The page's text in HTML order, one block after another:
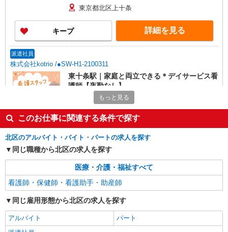
30,000円 ・役職手当：10,000〜70,000円 ・処遇改
善手当：20,000〜60,000円（勤続年数、保有資格
により変動） ・固定残業手当：20,000円（10時
間） ※固定残業時間を超過する場合には超過勤務
手当として別途支給 ・夜勤手当：10,000円/1回
歓迎 ・認知症介護基礎研修 ・初任者研修 ・実務
者研修 ・介護福祉士 など
東京都北区上十条
キープ 詳細を見る
派遣社員
株式会社kotrio /●SW-H1-2100311
東十条駅｜家庭と両立できる＊デイサービス看
護師【夜勤なし】
時給2400円〜3000円 ＜日払い有/週払い有/交
通費全支給(ガソリン代含む)＞
東京都北区
キープ 詳細を見る
株式会社トラストグロース 新宿本社 第3営業部
デイサービスでの看護師
時給：准看護師2000円〜2100円 看護
師2200円〜2300円 ※資格や経験などによる
もっと見る
このお仕事に関連する条件で探す
北区のアルバイト・バイト・パートの求人を探す
同じ職種から北区の求人を探す
医療・介護・福祉すべて
看護師・保健師・看護助手・助産師
同じ雇用形態から北区の求人を探す
アルバイト
パート